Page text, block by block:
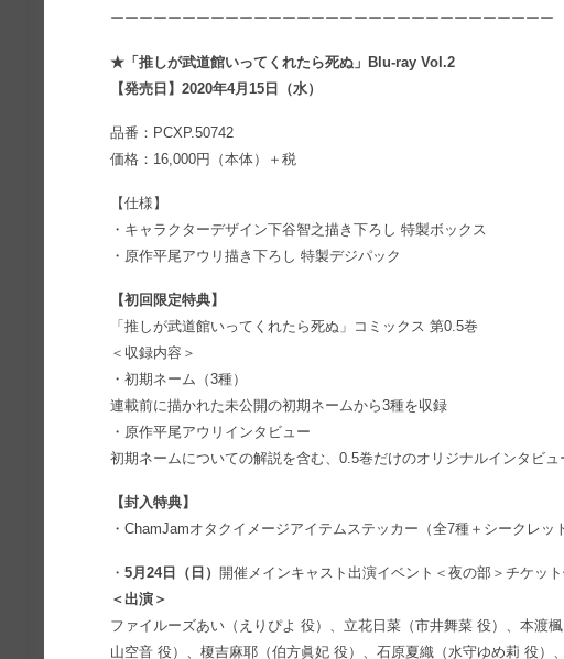
ーーーーーーーーーーーーーーーーーーーーーーーーーーーーーーー
★「推しが武道館いってくれたら死ぬ」Blu-ray Vol.2
【発売日】2020年4月15日（水）
品番：PCXP.50742
価格：16,000円（本体）＋税
【仕様】
・キャラクターデザイン下谷智之描き下ろし 特製ボックス
・原作平尾アウリ描き下ろし 特製デジパック
【初回限定特典】
「推しが武道館いってくれたら死ぬ」コミックス 第0.5巻
＜収録内容＞
・初期ネーム（3種）
連載前に描かれた未公開の初期ネームから3種を収録
・原作平尾アウリインタビュー
初期ネームについての解説を含む、0.5巻だけのオリジナルインタビュ
【封入特典】
・ChamJamオタクイメージアイテムステッカー（全7種＋シークレッ
・5月24日（日） 開催メインキャスト出演イベント＜夜の部＞チケッ
＜出演＞
ファイルーズあい（えりぴよ 役）、立花日菜（市井舞菜 役）、本渡
山空音 役）、榎吉麻耶（伯方眞妃 役）、石原夏織（水守ゆめ莉 役）